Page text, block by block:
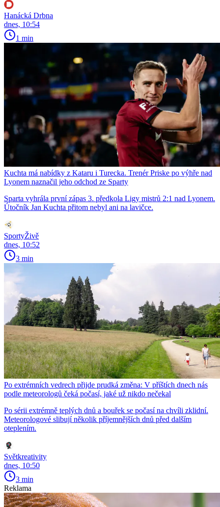
Hanácká Drbna
dnes, 10:54
1 min
Kuchta má nabídky z Kataru i Turecka. Trenér Priske po výhře nad
Lyonem naznačil jeho odchod ze Sparty
Sparta vyhrála první zápas 3. předkola Ligy mistrů 2:1 nad Lyonem.
Útočník Jan Kuchta přitom nebyl ani na lavičce.
SportyŽivě
dnes, 10:52
3 min
Po extrémních vedrech přijde prudká změna: V příštích dnech nás
podle meteorologů čeká počasí, jaké už nikdo nečekal
Po sérii extrémně teplých dnů a bouřek se počasí na chvíli zklidní.
Meteorologové slibují několik příjemnějších dnů před dalším
oteplením.
Světkreativity
dnes, 10:50
3 min
Reklama